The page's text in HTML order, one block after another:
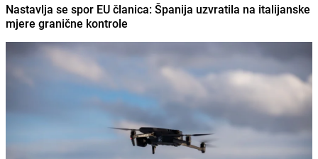
Nastavlja se spor EU članica: Španija uzvratila na italijanske
mjere granične kontrole